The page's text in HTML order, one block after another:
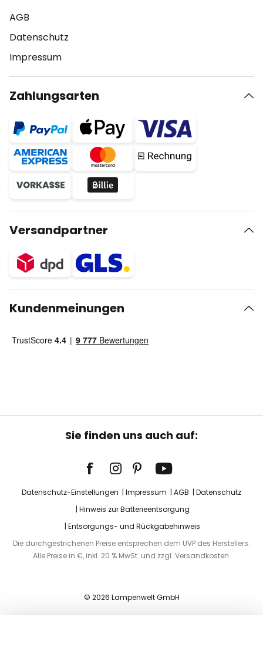
AGB
Datenschutz
Impressum
Zahlungsarten
Versandpartner
Kundenmeinungen
Sie finden uns auch auf:
Datenschutz-Einstellungen Impressum AGB
Datenschutz
Hinweis zur Batterieentsorgung
Entsorgungs- und Rückgabehinweis
Die durchgestrichenen Preise entsprechen dem UVP des Herstellers.
Alle Preise in €, inkl. 20 % MwSt. und zzgl. Versandkosten.
© 2026 Lampenwelt GmbH